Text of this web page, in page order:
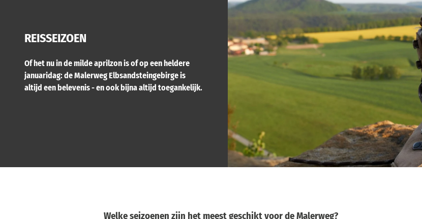
REISSEIZOEN
Of het nu in de milde aprilzon is of op een heldere
januaridag: de Malerweg Elbsandsteingebirge is
altijd een belevenis - en ook bijna altijd toegankelijk.
Welke seizoenen zijn het meest geschikt voor de Malerweg?